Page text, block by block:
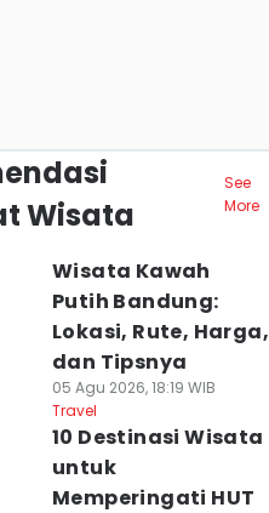
Wisata
See
More
Wisata Kawah
Putih Bandung:
Lokasi, Rute, Harga,
dan Tipsnya
05 Agu 2026, 18:19 WIB
Travel
10 Destinasi Wisata
untuk
Memperingati HUT